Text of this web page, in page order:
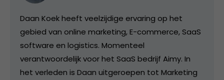
Daan Koek heeft veelzijdige ervaring op het
gebied van online marketing, E-commerce, SaaS
software en logistics. Momenteel
verantwoordelijk voor het SaaS bedrijf Aimy. In
het verleden is Daan uitgeroepen tot Marketing